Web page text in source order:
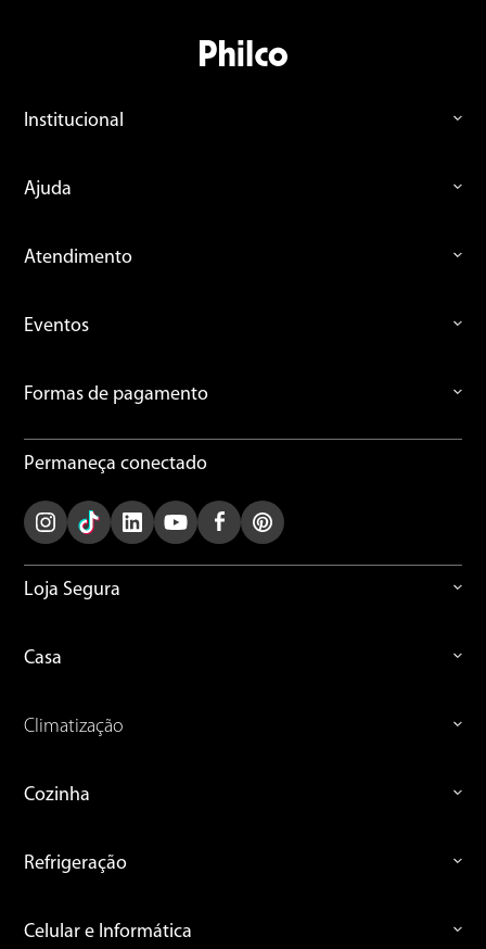
Institucional
Ajuda
Atendimento
Eventos
Formas de pagamento
Permaneça conectado
Loja Segura
Casa
Climatização
Cozinha
Refrigeração
Celular e Informática